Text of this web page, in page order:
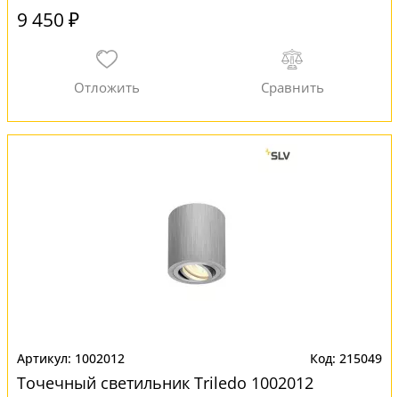
9 450 ₽
1002012 215049
Точечный светильник Triledo 1002012